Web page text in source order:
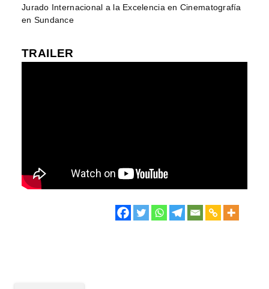
Jurado Internacional a la Excelencia en Cinematografía
en Sundance
TRAILER